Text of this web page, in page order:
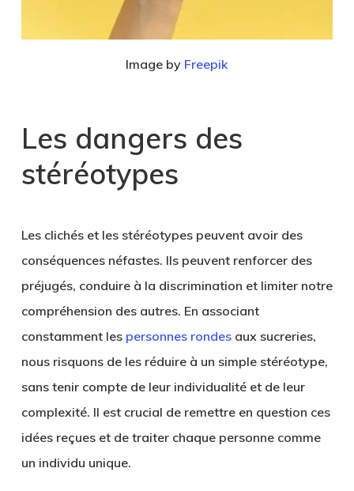
Image by Freepik
Les dangers des
stéréotypes
Les clichés et les stéréotypes peuvent avoir des
conséquences néfastes. Ils peuvent renforcer des
préjugés, conduire à la discrimination et limiter notre
compréhension des autres. En associant
constamment les personnes rondesaux sucreries,
nous risquons de les réduire à un simple stéréotype,
sans tenir compte de leur individualité et de leur
complexité. Il est crucial de remettre en question ces
idées reçues et de traiter chaque personne comme
un individu unique.